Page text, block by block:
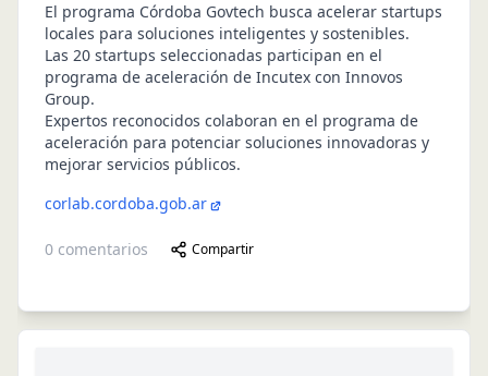
El programa Córdoba Govtech busca acelerar startups
locales para soluciones inteligentes y sostenibles.
Las 20 startups seleccionadas participan en el
programa de aceleración de Incutex con Innovos
Group.
Expertos reconocidos colaboran en el programa de
aceleración para potenciar soluciones innovadoras y
mejorar servicios públicos.
corlab.cordoba.gob.ar
0 comentarios Compartir